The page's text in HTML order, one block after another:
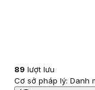
89 lượt lưu
Cơ sở pháp lý: Danh